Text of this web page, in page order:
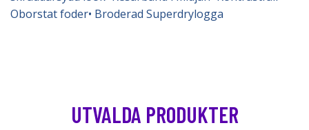
Oborstat foder• Broderad Superdrylogga
UTVALDA PRODUKTER